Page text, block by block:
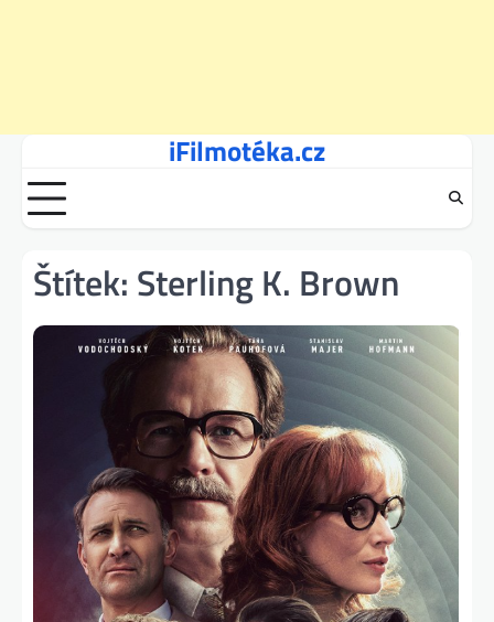
content
iFilmotéka.cz
Štítek: Sterling K. Brown